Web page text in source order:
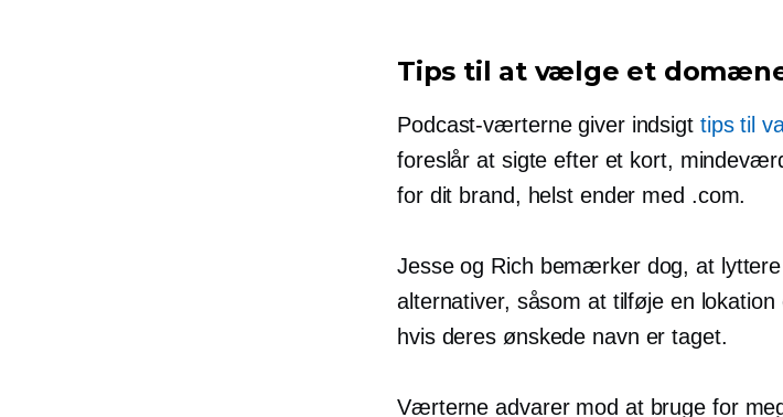
Tips til at vælge et
Podcast-værterne giver indsigt tips til
foreslår at sigte efter et kort,
for dit brand, helst ender med .com.
Jesse og Rich bemærker dog, at
alternativer, såsom at tilføje en lokation
hvis deres ønskede navn er taget.
Værterne advarer mod at bruge for